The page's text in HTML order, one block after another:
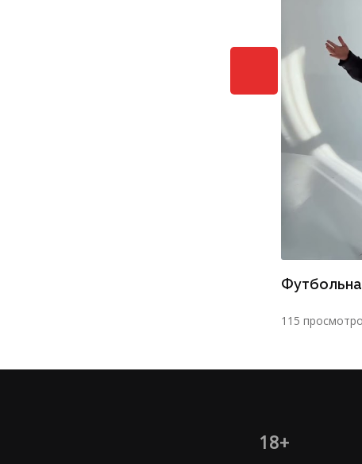
115
18+